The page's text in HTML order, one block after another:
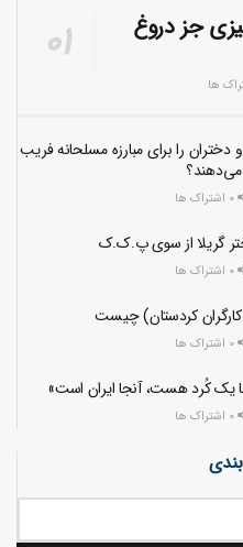
جز دروغ
را برای مبارزه مسلحانه فریب
می‌دهند؟
گریلا از سوی پ.ک.ک
کردستان) چیست
کُرد هست، آنجا ایران است»